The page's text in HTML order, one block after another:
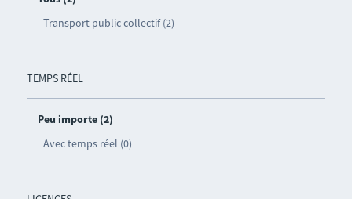
Transport public collectif (2)
TEMPS RÉEL
Peu importe (2)
Avec temps réel (0)